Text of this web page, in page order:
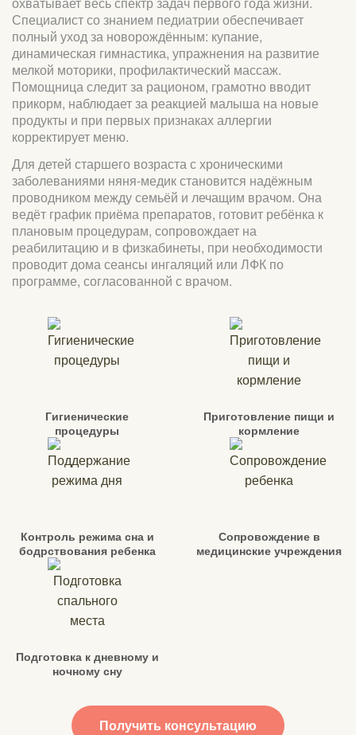
Специалист со знанием педиатрии обеспечивает
полный уход за новорождённым: купание,
динамическая гимнастика, упражнения на развитие
мелкой моторики, профилактический массаж.
Помощница следит за рационом, грамотно вводит
прикорм, наблюдает за реакцией малыша на новые
продукты и при первых признаках аллергии
корректирует меню.
Для детей старшего возраста с хроническими
заболеваниями няня-медик становится надёжным
проводником между семьёй и лечащим врачом. Она
ведёт график приёма препаратов, готовит ребёнка к
плановым процедурам, сопровождает на
реабилитацию и в физкабинеты, при необходимости
проводит дома сеансы ингаляций или ЛФК по
программе, согласованной с врачом.
Гигиенические
процедуры
Приготовление пищи и
кормление
Контроль режима сна и
бодрствования ребенка
Сопровождение в
медицинские учреждения
Подготовка к дневному и
ночному сну
Получить консультацию